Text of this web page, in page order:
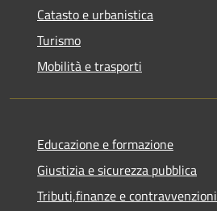
Catasto e urbanistica
Turismo
Mobilità e trasporti
Educazione e formazione
Giustizia e sicurezza pubblica
Tributi,finanze e contravvenzioni